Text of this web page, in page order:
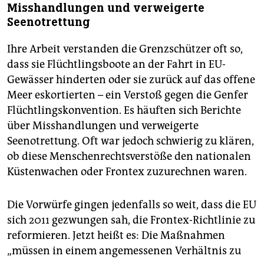
Misshandlungen und verweigerte
Seenotrettung
Ihre Arbeit verstanden die Grenzschützer oft so,
dass sie Flüchtlingsboote an der Fahrt in EU-
Gewässer hinderten oder sie zurück auf das offene
Meer eskortierten – ein Verstoß gegen die Genfer
Flüchtlingskonvention. Es häuften sich Berichte
über Misshandlungen und verweigerte
Seenotrettung. Oft war jedoch schwierig zu klären,
ob diese Menschenrechtsverstöße den nationalen
Küstenwachen oder Frontex zuzurechnen waren.
Die Vorwürfe gingen jedenfalls so weit, dass die EU
sich 2011 gezwungen sah, die Frontex-Richtlinie zu
reformieren. Jetzt heißt es: Die Maßnahmen
„müssen in einem angemessenen Verhältnis zu